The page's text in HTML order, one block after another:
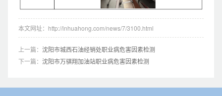
本文网址：http://lnhuahong.com/news/7/3100.html
上一篇： 沈阳市城西石油经销处职业病危害因素检测
下一篇： 沈阳市万骐翔加油站职业病危害因素检测